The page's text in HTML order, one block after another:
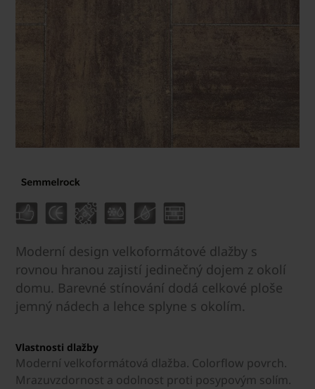
Moderní design velkoformátové dlažby s
rovnou hranou zajistí jedinečný dojem z okolí
domu. Barevné stínování dodá celkové ploše
jemný nádech a lehce splyne s okolím.
Vlastnosti dlažby
Moderní velkoformátová dlažba. Colorflow povrch.
Mrazuvzdornost a odolnost proti posypovým solím.